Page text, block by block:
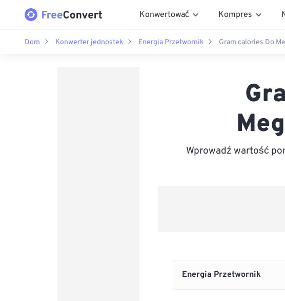
Konwertować Kompres
Dom Konwerter jednostek Energia Przetwornik Gram calories Do
Wprowadź wartość